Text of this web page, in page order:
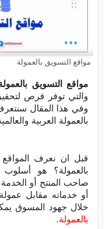
مواقع التسويق بالعمولة
مواقع التسويق
والتي توفر فرص
وفي هذا المقال
بالعمولة العربية
قبل ان نعرف
بالعمولة؟ هو
صاحب المنتج أو
أو خدماته مقابل
خلال جهود المسوق
بالعمولة.